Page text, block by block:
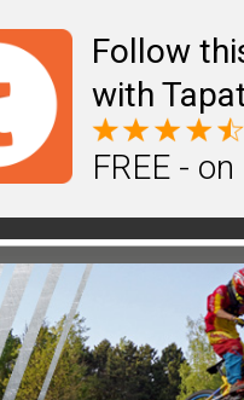
Follow
with
FREE -